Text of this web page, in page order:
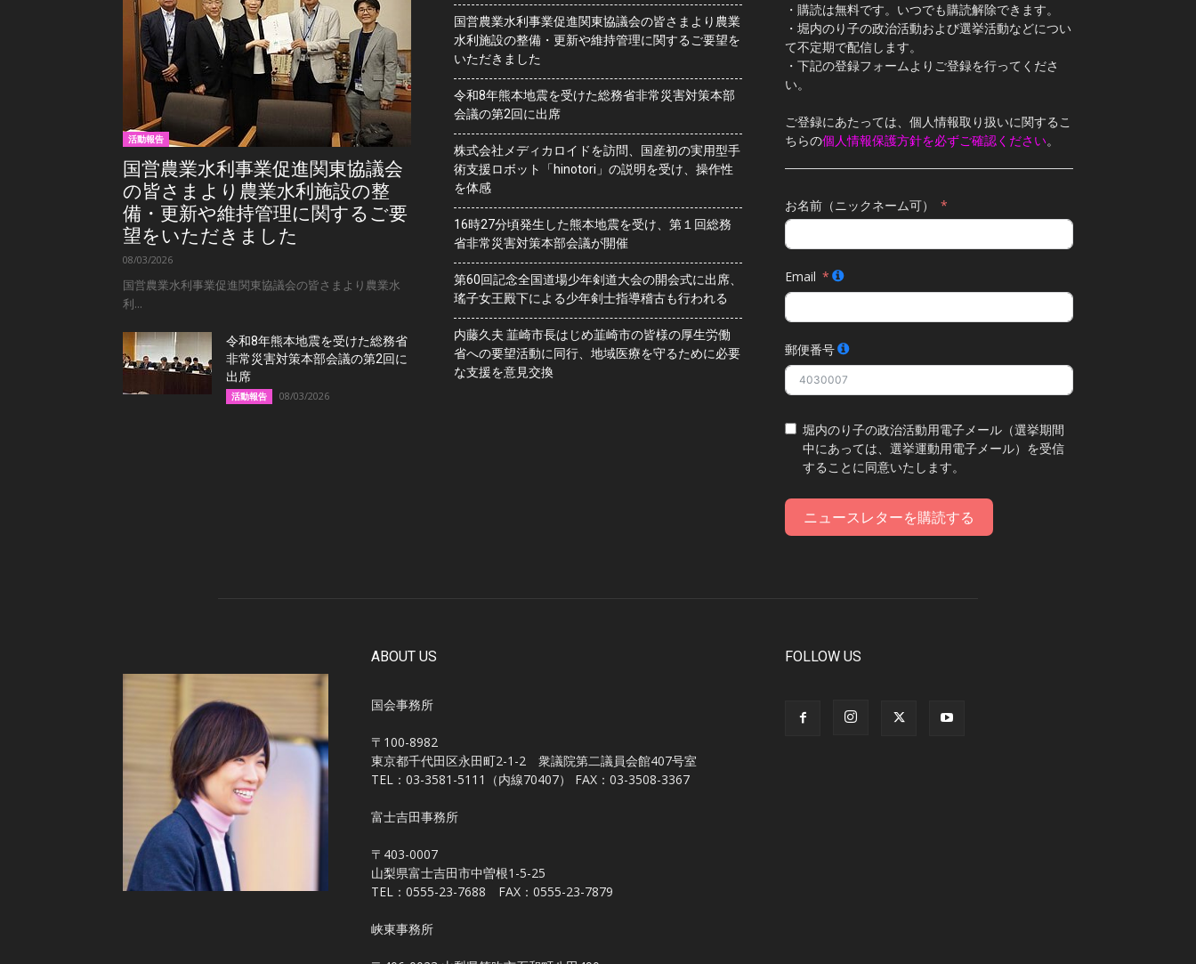
活動報告
国営農業水利事業促進関東協議会
の皆さまより農業水利施設の整
備・更新や維持管理に関するご要
望をいただきました
08/03/2026
国営農業水利事業促進関東協議会の皆さまより農業水
利...
令和8年熊本地震を受けた総務省
非常災害対策本部会議の第2回に
出席
活動報告 08/03/2026
国営農業水利事業促進関東協議会の皆さまより農業
水利施設の整備・更新や維持管理に関するご要望を
いただきました
令和8年熊本地震を受けた総務省非常災害対策本部
会議の第2回に出席
株式会社メディカロイドを訪問、国産初の実用型手
術支援ロボット「hinotori」の説明を受け、操作性
を体感
16時27分頃発生した熊本地震を受け、第１回総務
省非常災害対策本部会議が開催
第60回記念全国道場少年剣道大会の開会式に出席、
瑤子女王殿下による少年剣士指導稽古も行われる
内藤久夫 韮崎市長はじめ韮崎市の皆様の厚生労働
省への要望活動に同行、地域医療を守るために必要
な支援を意見交換
・購読は無料です。いつでも購読解除できます。
・堀内のり子の政治活動および選挙活動などについ
て不定期で配信します。
・下記の登録フォームよりご登録を行ってくださ
い。
ご登録にあたっては、個人情報取り扱いに関するこ
ちらの個人情報保護方針を必ずご確認ください。
お名前（ニックネーム可）
Email
郵便番号
堀内のり子の政治活動用電子メール（選挙期間
中にあっては、選挙運動用電子メール）を受信
することに同意いたします。
ニュースレターを購読する
ABOUT US
国会事務所
〒100-8982
東京都千代田区永田町2-1-2 衆議院第二議員会館407号室
TEL：03-3581-5111（内線70407） FAX：03-3508-3367
富士吉田事務所
〒403-0007
山梨県富士吉田市中曽根1-5-25
TEL：0555-23-7688 FAX：0555-23-7879
峡東事務所
FOLLOW US